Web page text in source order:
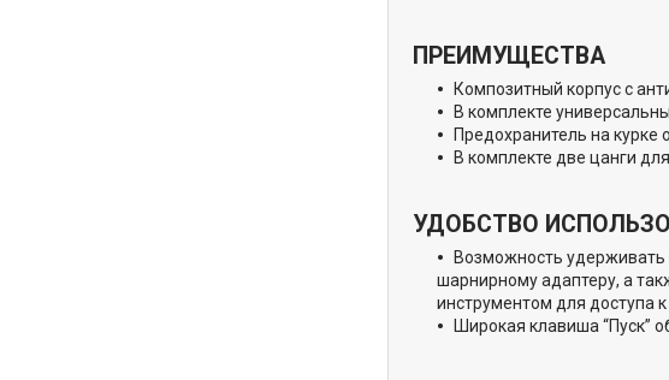
ПРЕИМУЩЕСТВА
Композитный корпус с
В комплекте
Предохранитель на курке
В комплекте две цанги
УДОБСТВО
Возможность удерживать
шарнирному адаптеру, а
инструментом для доступа
Широкая клавиша “Пуск”